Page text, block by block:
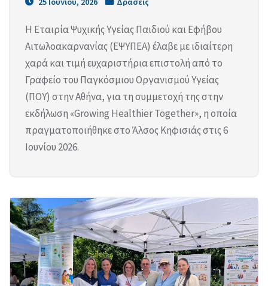
Η Εταιρία Ψυχικής Υγείας Παιδιού και Εφήβου
Αιτωλοακαρνανίας (ΕΨΥΠΕΑ) έλαβε με ιδιαίτερη
χαρά και τιμή ευχαριστήρια επιστολή από το
Γραφείο του Παγκόσμιου Οργανισμού Υγείας
(ΠΟΥ) στην Αθήνα, για τη συμμετοχή της στην
εκδήλωση «Growing Healthier Together», η οποία
πραγματοποιήθηκε στο Άλσος Κηφισιάς στις 6
Ιουνίου 2026.